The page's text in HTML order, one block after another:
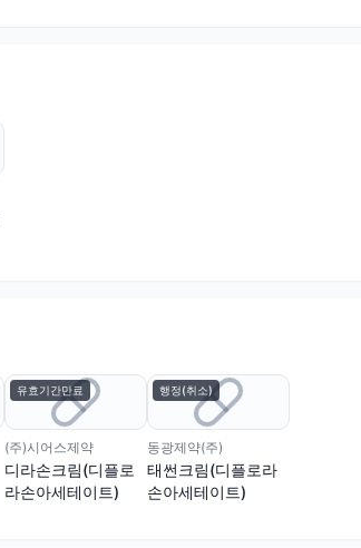
유효기간만료
(주)시어스제약
디라손크림(디플로
라손아세테이트)
행정(취소)
동광제약(주)
태썬크림(디플로라
손아세테이트)